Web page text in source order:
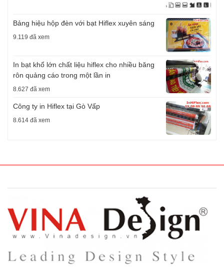
Bảng hiệu hộp đèn với bạt Hiflex xuyên sáng
9.119 đã xem
In bạt khổ lớn chất liệu hiflex cho nhiều băng
rôn quảng cáo trong một lần in
8.627 đã xem
Công ty in Hiflex tại Gò Vấp
8.614 đã xem